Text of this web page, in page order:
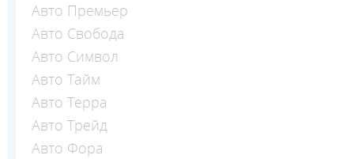
Авто Премьер
Авто Свобода
Авто Символ
Авто Тайм
Авто Терра
Авто Трейд
Авто Фора